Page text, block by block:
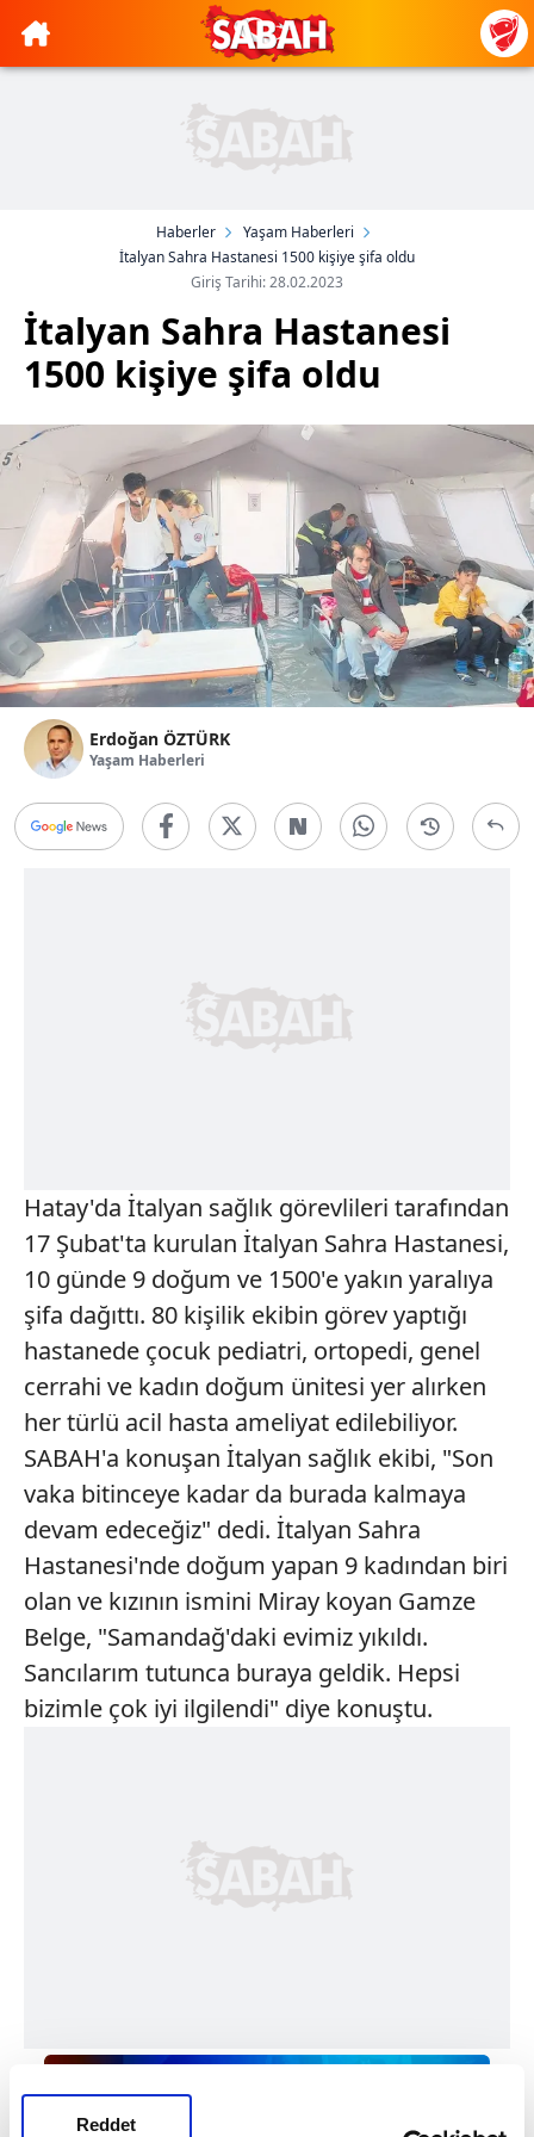
Reddet
Haberler
Yaşam Haberleri
İtalyan Sahra Hastanesi 1500 kişiye şifa oldu
Giriş Tarihi: 28.02.2023
İtalyan Sahra Hastanesi
1500 kişiye şifa oldu
Erdoğan ÖZTÜRK
Yaşam Haberleri
Hatay'da İtalyan sağlık görevlileri tarafından
17 Şubat'ta kurulan İtalyan Sahra Hastanesi,
10 günde 9 doğum ve 1500'e yakın yaralıya
şifa dağıttı. 80 kişilik ekibin görev yaptığı
hastanede çocuk pediatri, ortopedi, genel
cerrahi ve kadın doğum ünitesi yer alırken
her türlü acil hasta ameliyat edilebiliyor.
SABAH'a konuşan İtalyan sağlık ekibi, "Son
vaka bitinceye kadar da burada kalmaya
devam edeceğiz" dedi. İtalyan Sahra
Hastanesi'nde doğum yapan 9 kadından biri
olan ve kızının ismini Miray koyan Gamze
Belge, "Samandağ'daki evimiz yıkıldı.
Sancılarım tutunca buraya geldik. Hepsi
bizimle çok iyi ilgilendi" diye konuştu.